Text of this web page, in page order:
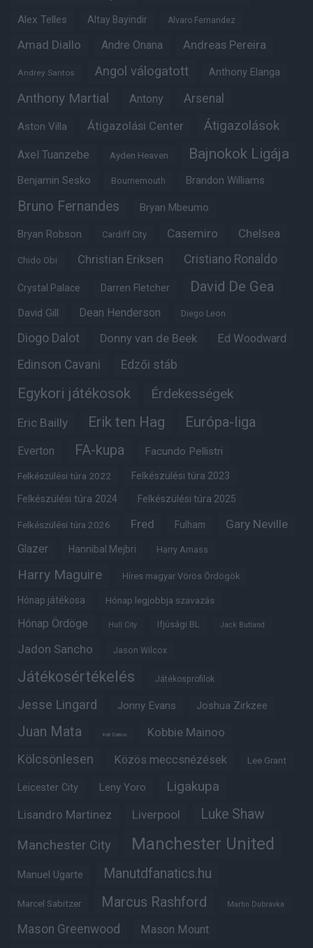
Alex Telles Altay Bayindir Alvaro Fernandez
Amad Diallo Andre Onana Andreas Pereira
Andrey Santos Angol válogatott Anthony Elanga
Anthony Martial Antony Arsenal
Aston Villa Átigazolási Center Átigazolások
Axel Tuanzebe Ayden Heaven Bajnokok Ligája
Benjamin Sesko Bournemouth Brandon Williams
Bruno Fernandes Bryan Mbeumo
Bryan Robson Cardiff City Casemiro Chelsea
Chido Obi Christian Eriksen Cristiano Ronaldo
Crystal Palace Darren Fletcher David De Gea
David Gill Dean Henderson Diego Leon
Diogo Dalot Donny van de Beek Ed Woodward
Edinson Cavani Edzői stáb
Egykori játékosok Érdekességek
Eric Bailly Erik ten Hag Európa-liga
Everton FA-kupa Facundo Pellistri
Felkészülési túra 2022 Felkészülési túra 2023
Felkészülési túra 2024 Felkészülési túra 2025
Felkészülési túra 2026 Fred Fulham Gary Neville
Glazer Hannibal Mejbri Harry Amass
Harry Maguire Híres magyar Vörös Ördögök
Hónap játékosa Hónap legjobbja szavazás
Hónap Ördöge Hull City Ifjúsági BL Jack Butland
Jadon Sancho Jason Wilcox
Játékosértékelés Játékosprofilok
Jesse Lingard Jonny Evans Joshua Zirkzee
Juan Mata Karl Darlow Kobbie Mainoo
Kölcsönlesen Közös meccsnézések Lee Grant
Leicester City Leny Yoro Ligakupa
Lisandro Martinez Liverpool Luke Shaw
Manchester City Manchester United
Manuel Ugarte Manutdfanatics.hu
Marcel Sabitzer Marcus Rashford Martin Dubravka
Mason Greenwood Mason Mount